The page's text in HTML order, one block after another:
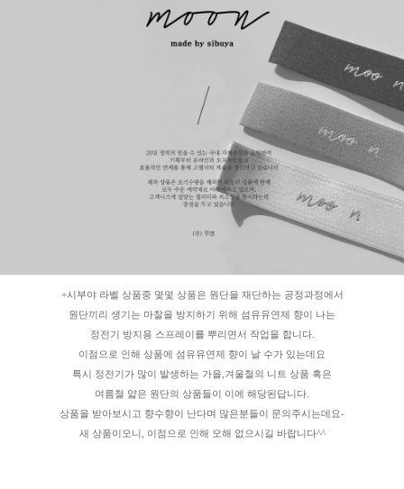
+시부야 라벨 상품중 몇몇 상품은 원단을 재단하는 공정과정에서
원단끼리 생기는 마찰을 방지하기 위해 섬유유연제 향이 나는
정전기 방지용 스프레이를 뿌리면서 작업을 합니다.
이점으로 인해 상품에 섬유유연제 향이 날 수가 있는데요
특시 정전기가 많이 발생하는 가을,겨울철의 니트 상품 혹은
여름철 얇은 원단의 상품들이 이에 해당된답니다.
상품을 받아보시고 향수향이 난다며 많은분들이 문의주시는데요-
새 상품이오니, 이점으로 인해 오해 없으시길 바랍니다^^